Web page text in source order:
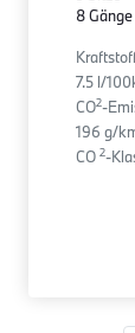
8 Gänge
7.5 l/
CO2-
196 g/
CO 2-